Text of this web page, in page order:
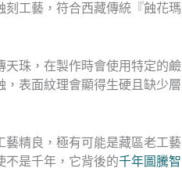
工藝，符合西藏傳統『蝕花瑪
珠，在製作時會使用特定的鹼
表面紋理會顯得生硬且缺少層
藝精良，極有可能是藏區老工藝
不是千年，它背後的千年圖騰智